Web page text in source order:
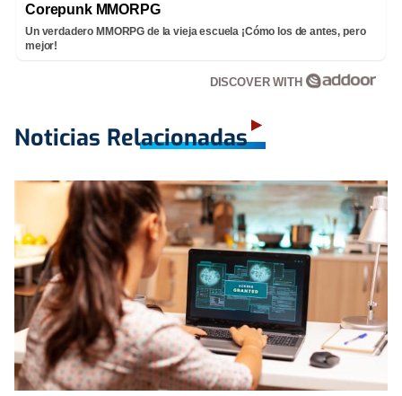
Corepunk MMORPG
Un verdadero MMORPG de la vieja escuela ¡Cómo los de antes, pero
mejor!
DISCOVER WITH
Noticias Relacionadas